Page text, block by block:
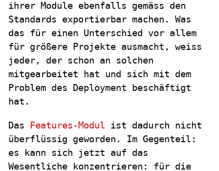
ihrer Module ebenfalls gemäss den
Standards exportierbar machen. Was
das für einen Unterschied vor allem
für größere Projekte ausmacht, weiss
jeder, der schon an solchen
mitgearbeitet hat und sich mit dem
Problem des Deployment beschäftigt
hat.
Das Features-Modul ist dadurch nicht
überflüssig geworden. Im Gegenteil:
es kann sich jetzt auf das
Wesentliche konzentrieren: für die